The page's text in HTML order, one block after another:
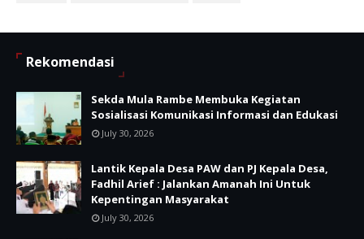
Rekomendasi
Sekda Mula Rambe Membuka Kegiatan
Sosialisasi Komunikasi Informasi dan Edukasi
July 30, 2026
Lantik Kepala Desa PAW dan PJ Kepala Desa,
Fadhil Arief : Jalankan Amanah Ini Untuk
Kepentingan Masyarakat
July 30, 2026